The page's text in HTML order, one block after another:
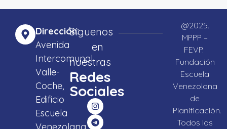
Dirección:
Avenida
Intercomunal
Valle-
Coche,
Edificio
Escuela
Venezolana
Síguenos
en
nuestras
Redes
Sociales
@2025.
MPPP –
FEVP.
Fundación
Escuela
Venezolana
de
Planificación.
Todos los